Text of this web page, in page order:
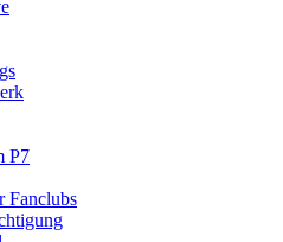
P7
Fanclubs